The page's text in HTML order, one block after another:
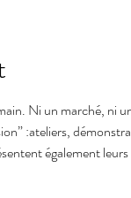
Ni un marché, ni
:ateliers,
également